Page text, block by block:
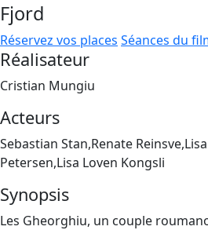
Fjord
Réservez vos places Séances du
Réalisateur
Cristian Mungiu
Acteurs
Sebastian Stan,Renate
Petersen,Lisa Loven Kongsli
Synopsis
Les Gheorghiu, un couple